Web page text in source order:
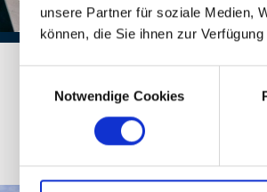
unsere Partner für soziale Medien,
können, die Sie ihnen zur
SelectionNotwendige Cookies